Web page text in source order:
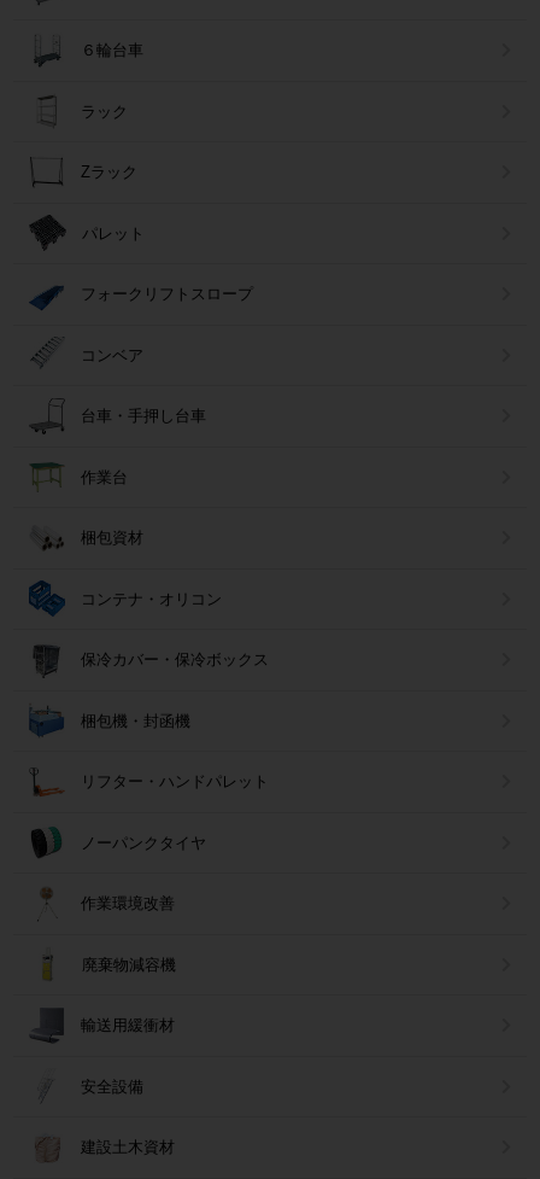
６輪台車
ラック
Zラック
パレット
フォークリフトスロープ
コンベア
台車・手押し台車
作業台
梱包資材
コンテナ・オリコン
保冷カバー・保冷ボックス
梱包機・封函機
リフター・ハンドパレット
ノーパンクタイヤ
作業環境改善
廃棄物減容機
輸送用緩衝材
安全設備
建設土木資材